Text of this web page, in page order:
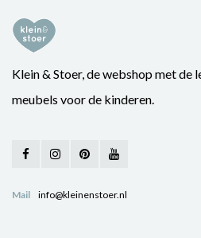
Klein & Stoer, de webshop met de
meubels voor de kinderen.
Mail info@kleinenstoer.nl